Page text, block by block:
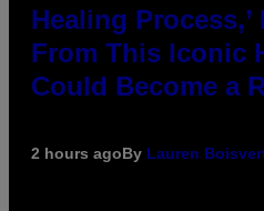
Healing Process,’
From This Iconic
Could Become a
2 hours agoBy Lauren